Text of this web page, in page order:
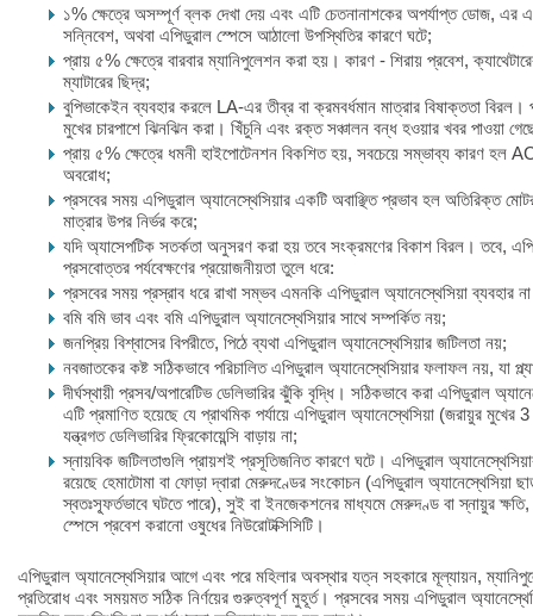
১% ক্ষেত্রে অসম্পূর্ণ ব্লক দেখা দেয় এবং এটি চেতনানাশকের অপর্যাপ্ত ডোজ, এর
সন্নিবেশ, অথবা এপিডুরাল স্পেসে আঠালো উপস্থিতির কারণে ঘটে;
প্রায় ৫% ক্ষেত্রে বারবার ম্যানিপুলেশন করা হয়। কারণ - শিরায় প্রবেশ,
ম্যাটারের ছিদ্র;
বুপিভাকেইন ব্যবহার করলে LA-এর তীব্র বা ক্রমবর্ধমান মাত্রার বিষাক্ততা
মুখের চারপাশে ঝিনঝিন করা। খিঁচুনি এবং রক্ত সঞ্চালন বন্ধ হওয়ার খবর পাওয়া
প্রায় ৫% ক্ষেত্রে ধমনী হাইপোটেনশন বিকশিত হয়, সবচেয়ে সম্ভাব্য কারণ হল
অবরোধ;
প্রসবের সময় এপিডুরাল অ্যানেস্থেসিয়ার একটি অবাঞ্ছিত প্রভাব হল অতিরিক্ত
মাত্রার উপর নির্ভর করে;
যদি অ্যাসেপটিক সতর্কতা অনুসরণ করা হয় তবে সংক্রমণের বিকাশ বিরল। তবে,
প্রসবোত্তর পর্যবেক্ষণের প্রয়োজনীয়তা তুলে ধরে:
প্রসবের সময় প্রস্রাব ধরে রাখা সম্ভব এমনকি এপিডুরাল অ্যানেস্থেসিয়া ব্যবহার
বমি বমি ভাব এবং বমি এপিডুরাল অ্যানেস্থেসিয়ার সাথে সম্পর্কিত নয়;
জনপ্রিয় বিশ্বাসের বিপরীতে, পিঠে ব্যথা এপিডুরাল অ্যানেস্থেসিয়ার জটিলতা নয়;
নবজাতকের কষ্ট সঠিকভাবে পরিচালিত এপিডুরাল অ্যানেস্থেসিয়ার ফলাফল নয়, যা
দীর্ঘস্থায়ী প্রসব/অপারেটিভ ডেলিভারির ঝুঁকি বৃদ্ধি। সঠিকভাবে করা এপিডুরাল
এটি প্রমাণিত হয়েছে যে প্রাথমিক পর্যায়ে এপিডুরাল অ্যানেস্থেসিয়া (জরায়ুর মুখের
যন্ত্রগত ডেলিভারির ফ্রিকোয়েন্সি বাড়ায় না;
স্নায়বিক জটিলতাগুলি প্রায়শই প্রসূতিজনিত কারণে ঘটে। এপিডুরাল
রয়েছে হেমাটোমা বা ফোড়া দ্বারা মেরুদণ্ডের সংকোচন (এপিডুরাল অ্যানেস্থেসিয়া
স্বতঃস্ফূর্তভাবে ঘটতে পারে), সুই বা ইনজেকশনের মাধ্যমে মেরুদণ্ড বা স্নায়ুর ক্ষতি,
স্পেসে প্রবেশ করানো ওষুধের নিউরোটক্সিসিটি।
এপিডুরাল অ্যানেস্থেসিয়ার আগে এবং পরে মহিলার অবস্থার যত্ন সহকারে মূল্যায়ন,
প্রতিরোধ এবং সময়মত সঠিক নির্ণয়ের গুরুত্বপূর্ণ মুহূর্ত। প্রসবের সময় এপিডুরাল